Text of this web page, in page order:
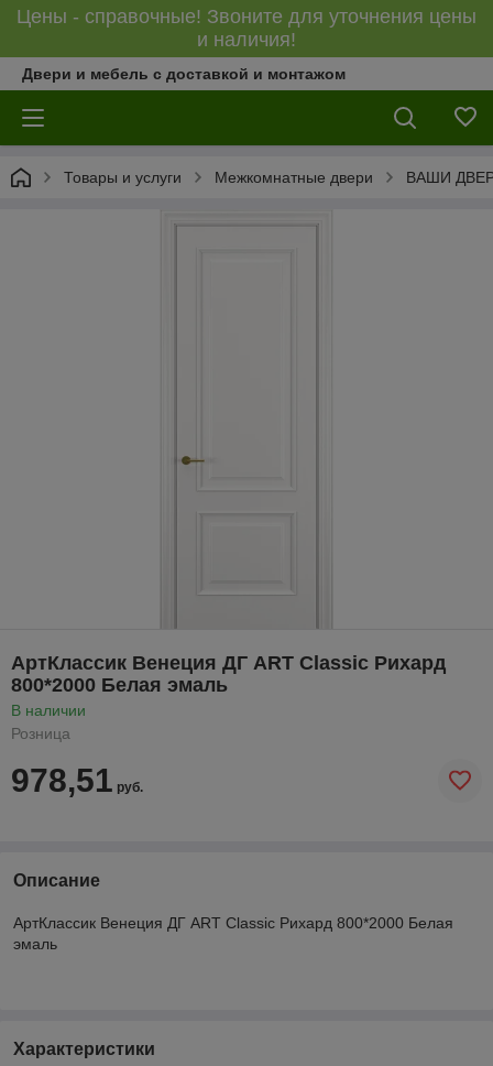
Цены - справочные! Звоните для уточнения цены
и наличия!
Двери и мебель с доставкой и монтажом
Товары и услуги Межкомнатные двери ВАШИ
АртКлассик Венеция ДГ ART Classic Рихард
800*2000 Белая эмаль
В наличии
Розница
978,51 руб.
Описание
АртКлассик Венеция ДГ ART Classic Рихард 800*2000 Белая
эмаль
Характеристики